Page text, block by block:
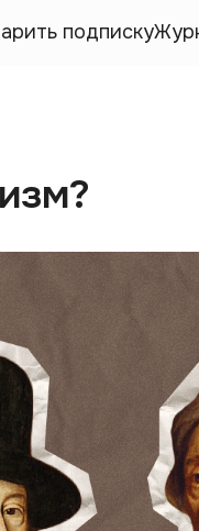
подписку